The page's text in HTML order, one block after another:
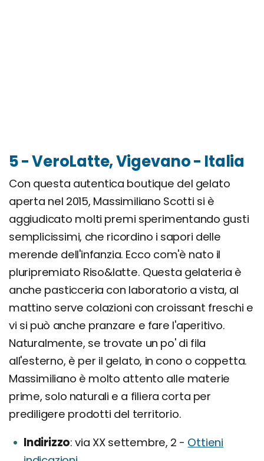
5 - VeroLatte, Vigevano - Italia
Con questa autentica boutique del gelato
aperta nel 2015, Massimiliano Scotti si è
aggiudicato molti premi sperimentando gusti
semplicissimi, che ricordino i sapori delle
merende dell'infanzia. Ecco com'è nato il
pluripremiato Riso&latte. Questa gelateria è
anche pasticceria con laboratorio a vista, al
mattino serve colazioni con croissant freschi e
vi si può anche pranzare e fare l'aperitivo.
Naturalmente, se trovate un po' di fila
all'esterno, è per il gelato, in cono o coppetta.
Massimiliano è molto attento alle materie
prime, solo naturali e a filiera corta per
prediligere prodotti del territorio.
Indirizzo via XX settembre, 2 - Ottieni